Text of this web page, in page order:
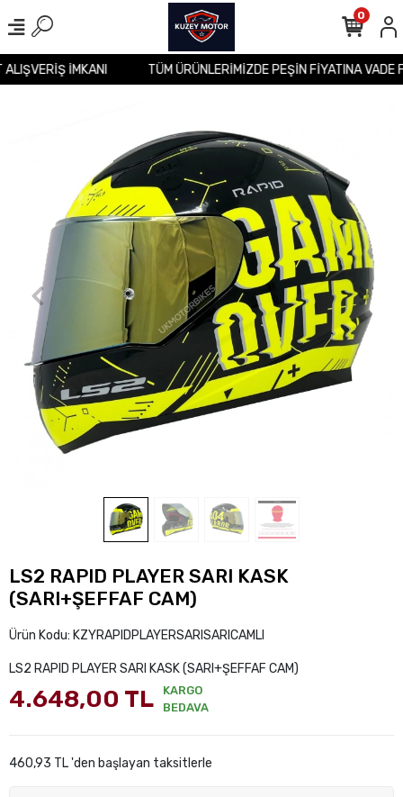
ALIŞVERİŞ İMKANI TÜM ÜRÜNLERİMİZDE PEŞİN FİYATINA
0
LS2 RAPID PLAYER SARI KASK
(SARI+ŞEFFAF CAM)
Ürün Kodu: KZYRAPIDPLAYERSARISARICAMLI
LS2 RAPID PLAYER SARI KASK (SARI+ŞEFFAF CAM)
4.648,00 TL
KARGO
BEDAVA
460,93 TL 'den başlayan taksitlerle